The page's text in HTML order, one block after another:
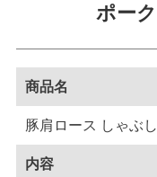
ポー
商品名
豚肩ロース しゃぶ
内容